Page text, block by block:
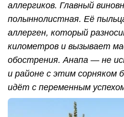
аллергиков. Главный
полыннолистная. Её
аллерген, который
километров и вызывает
обострения. Анапа — не
и районе с этим сорняком
идёт с переменным